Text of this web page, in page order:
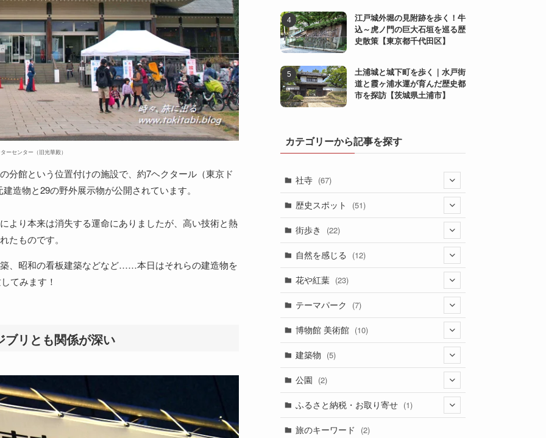
ーセンター（旧光華殿）
分館という位置付けの施設で、約7ヘクタール（東京ド
造物と29の野外展示物が公開されています。
より本来は消失する運命にありましたが、高い技術と熱
たものです。
、昭和の看板建築などなど……本日はそれらの建造物を
てみます！
リとも関係が深い
江戸城外堀の見附跡を歩く！牛
込～虎ノ門の巨大石垣を巡る歴
史散策【東京都千代田区】
土浦城と城下町を歩く｜水戸街
道と霞ヶ浦水運が育んだ歴史都
市を探訪【茨城県土浦市】
カテゴリーから記事を探す
社寺 (67)
(33)
(18)
(1)
(4)
(2)
(2)
(1)
(2)
歴史スポット (51)
(2)
(22)
(10)
(4)
(2)
(2)
(3)
(1)
街歩き (22)
(13)
(5)
(1)
(1)
自然を感じる (12)
(2)
(4)
(1)
(2)
(1)
(1)
花や紅葉 (23)
(17)
(4)
(1)
テーマパーク (7)
(6)
(1)
博物館 美術館 (10)
(6)
(4)
建築物 (5)
(1)
(4)
公園 (2)
(2)
ふるさと納税・お取り寄せ (1)
(1)
旅のキーワード (2)